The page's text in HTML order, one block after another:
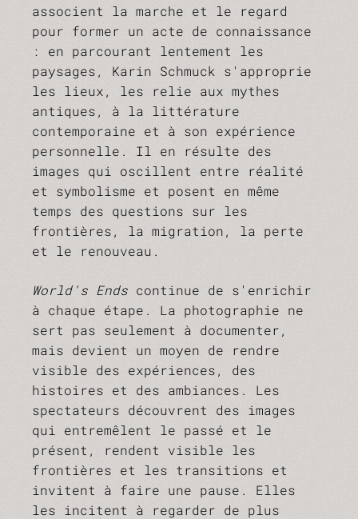
associent la marche et le regard
pour former un acte de connaissance
: en parcourant lentement les
paysages, Karin Schmuck s'approprie
les lieux, les relie aux mythes
antiques, à la littérature
contemporaine et à son expérience
personnelle. Il en résulte des
images qui oscillent entre réalité
et symbolisme et posent en même
temps des questions sur les
frontières, la migration, la perte
et le renouveau.
World's Ends continue de s'enrichir
à chaque étape. La photographie ne
sert pas seulement à documenter,
mais devient un moyen de rendre
visible des expériences, des
histoires et des ambiances. Les
spectateurs découvrent des images
qui entremêlent le passé et le
présent, rendent visible les
frontières et les transitions et
invitent à faire une pause. Elles
les incitent à regarder de plus